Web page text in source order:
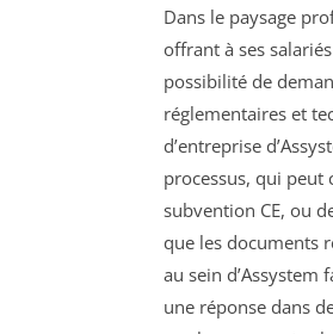
Dans le paysage
offrant à ses
possibilité de
réglementaires et
d’entreprise
processus, qui peut
subvention CE, ou
que les documents
au sein
une réponse dans